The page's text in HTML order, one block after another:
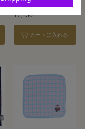
2024/4/20発売
¥7,150
カートに入れる